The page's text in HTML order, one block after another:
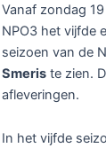
Vanaf zondag
NPO3 het vijfde
seizoen van de
Smeris te zien.
afleveringen.
In het vijfde